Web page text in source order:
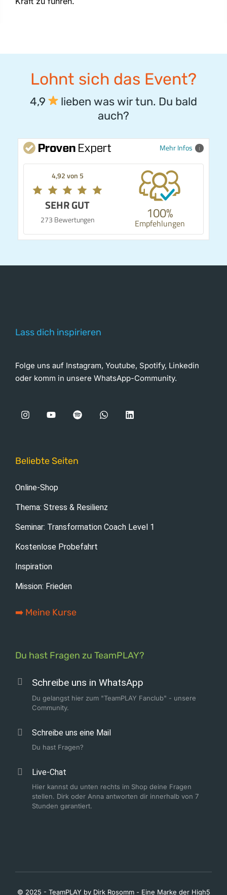
Lohnt sich das Event?
4,9
lieben was wir tun. Du bald
auch?
Mehr Infos
4,92 von 5
SEHR GUT
273 Bewertungen 100%
Empfehlungen
Lass dich inspirieren
Folge uns auf Instagram, Youtube, Spotify, Linkedin
oder komm in unsere WhatsApp-Community.
Beliebte Seiten
Online-Shop
Thema: Stress & Resilienz
Seminar: Transformation Coach Level 1
Kostenlose Probefahrt
Inspiration
Mission: Frieden
➡️ Meine Kurse
Du hast Fragen zu TeamPLAY?
Schreibe uns in WhatsApp
Du gelangst hier zum "TeamPLAY Fanclub" - unsere
Community.
Schreibe uns eine Mail
Du hast Fragen?
Live-Chat
Hier kannst du unten rechts im Shop deine Fragen
stellen. Dirk oder Anna antworten dir innerhalb von 7
Stunden garantiert.
© 2025 - TeamPLAY by Dirk Rosomm - Eine Marke der High5